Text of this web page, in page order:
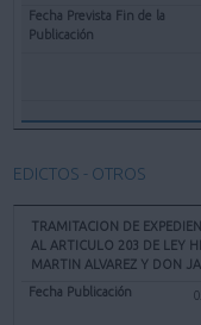
EDICTOS - OTROS
TRAMITACION DE
AL ARTICULO 203 DE LEY
MARTIN ALVAREZ Y DON